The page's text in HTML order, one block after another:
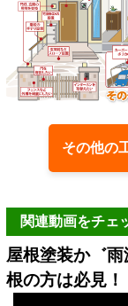
その他の
関連動画をチェ
屋根塗装か゛
根の方は必見！